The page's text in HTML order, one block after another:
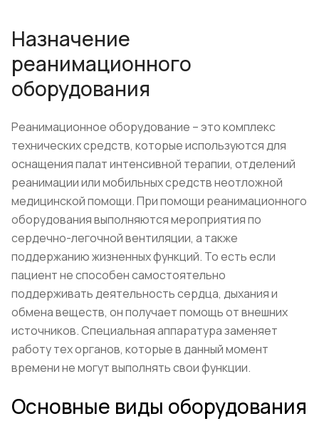
Назначение
реанимационного
оборудования
Реанимационное оборудование – это комплекс
технических средств, которые используются для
оснащения палат интенсивной терапии, отделений
реанимации или мобильных средств неотложной
медицинской помощи. При помощи реанимационного
оборудования выполняются мероприятия по
сердечно-легочной вентиляции, а также
поддержанию жизненных функций. То есть если
пациент не способен самостоятельно
поддерживать деятельность сердца, дыхания и
обмена веществ, он получает помощь от внешних
источников. Специальная аппаратура заменяет
работу тех органов, которые в данный момент
времени не могут выполнять свои функции.
Основные виды оборудования